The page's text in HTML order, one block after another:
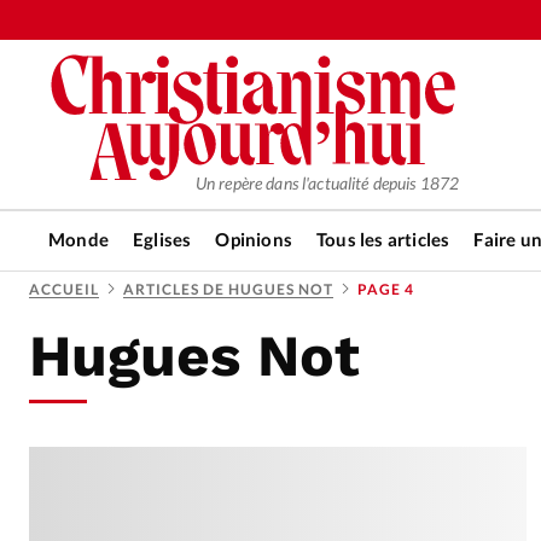
Un repère dans l'actualité depuis 1872
Monde Eglises Opinions Tous les articles Faire
RUBRIQUES
Tous les articles
ACCUEIL ARTICLES DE HUGUES NOT PAGE 4
Hugues Not